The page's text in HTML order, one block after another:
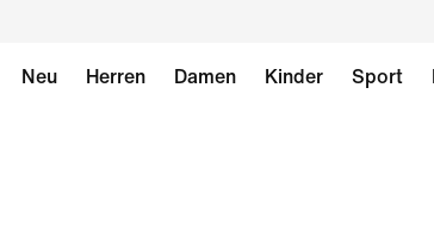
Neu Herren Damen Kinder Sport